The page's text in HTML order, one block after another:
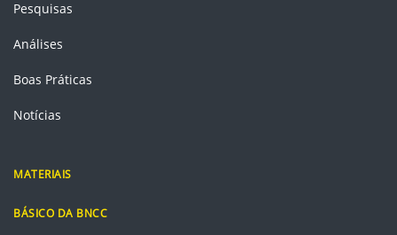
Pesquisas
Análises
Boas Práticas
Notícias
MATERIAIS
BÁSICO DA BNCC